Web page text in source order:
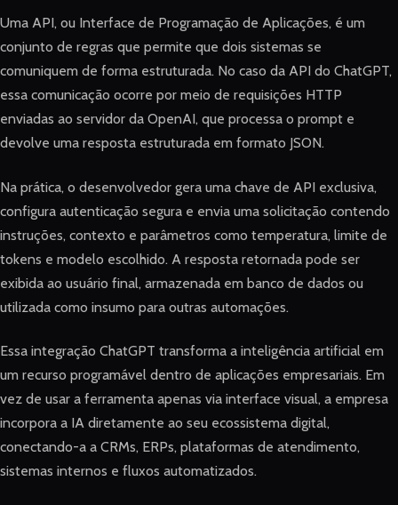
Uma API, ou Interface de Programação de Aplicações, é um
conjunto de regras que permite que dois sistemas se
comuniquem de forma estruturada. No caso da API do ChatGPT,
essa comunicação ocorre por meio de requisições HTTP
enviadas ao servidor da OpenAI, que processa o prompt e
devolve uma resposta estruturada em formato JSON.
Na prática, o desenvolvedor gera uma chave de API exclusiva,
configura autenticação segura e envia uma solicitação contendo
instruções, contexto e parâmetros como temperatura, limite de
tokens e modelo escolhido. A resposta retornada pode ser
exibida ao usuário final, armazenada em banco de dados ou
utilizada como insumo para outras automações.
Essa integração ChatGPT transforma a inteligência artificial em
um recurso programável dentro de aplicações empresariais. Em
vez de usar a ferramenta apenas via interface visual, a empresa
incorpora a IA diretamente ao seu ecossistema digital,
conectando-a a CRMs, ERPs, plataformas de atendimento,
sistemas internos e fluxos automatizados.